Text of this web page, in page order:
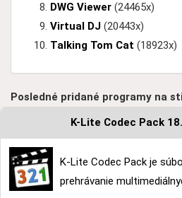
DWG Viewer (24465x)
Virtual DJ (20443x)
Talking Tom Cat (18923x)
Posledné pridané programy na
K-Lite Codec Pack
K-Lite Codec Pack je
prehrávanie